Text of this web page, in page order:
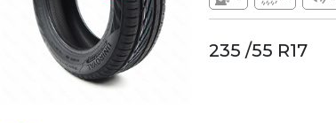
235 /55 R17